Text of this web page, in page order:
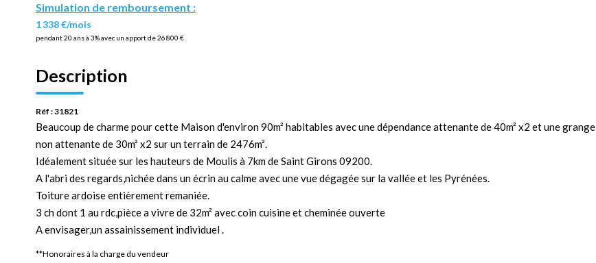
Simulation de remboursement :
1 338 €/mois
pendant 20 ans à 3% avec un apport de 26 800 €
Description
Réf : 31821
Beaucoup de charme pour cette Maison d'environ 90m² habitables avec une dépendance attenante de 40m² x2 et une grange
non attenante de 30m² x2 sur un terrain de 2476m².
Idéalement située sur les hauteurs de Moulis à 7km de Saint Girons 09200.
A l'abri des regards,nichée dans un écrin au calme avec une vue dégagée sur la vallée et les Pyrénées.
Toiture ardoise entièrement remaniée.
3 ch dont 1 au rdc,pièce a vivre de 32m² avec coin cuisine et cheminée ouverte
A envisager,un assainissement individuel .
**Honoraires à la charge du vendeur